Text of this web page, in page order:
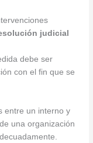
judicial
debe ser
con el fin que se
entre un interno y
una organización